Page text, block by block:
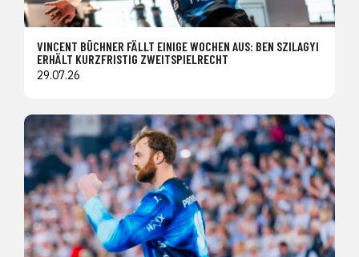
VINCENT BÜCHNER FÄLLT EINIGE WOCHEN AUS: BEN SZILAGYI
ERHÄLT KURZFRISTIG ZWEITSPIELRECHT
29.07.26